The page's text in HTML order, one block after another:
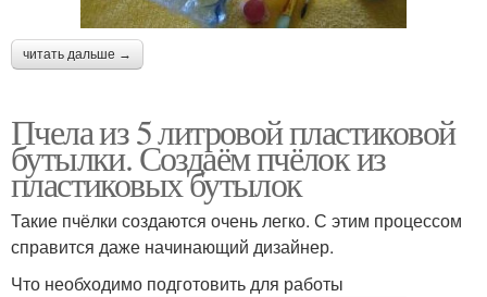
читать дальше →
Пчела из 5 литровой пластиковой
бутылки. Создаём пчёлок из
пластиковых бутылок
Такие пчёлки создаются очень легко. С этим процессом
справится даже начинающий дизайнер.
Что необходимо подготовить для работы